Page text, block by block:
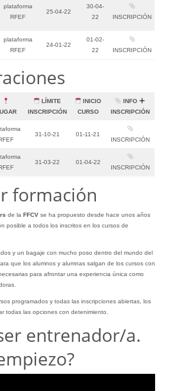
plataforma
RFEF
25-04-22
30-04-
22
INSCRIPCIÓN
plataforma
RFEF
24-01-22
01-02-
22
INSCRIPCIÓN
LÍMITE
INSCRIPCIÓN
INICIO
CURSO
INFO
INSCRIPCIÓN
31-10-21
01-11-21
INSCRIPCIÓN
31-03-22
01-04-22
INSCRIPCIÓN
formación
de la FFCVse ha propuesto desde hace unos años
posible a todos los inscritos en los cursos de
y un bagaje con mucho poso dentro del mundo del
que los alumnos y alumnas salgan de los cursos con
para afrontar una experiencia única como
programados y todas las inscripciones abiertas, los
todas las opciones con detenimiento.
entrenador/a.